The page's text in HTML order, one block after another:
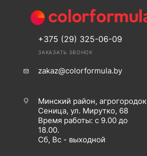
+375 (29) 325-06-09
ЗАКАЗАТЬ ЗВОНОК
zakaz@colorformula.by
Минский район, агрогородок
Сеница, ул. Мирутко, 68
Время работы: с 9.00 до
18.00.
Сб, Вс - выходной